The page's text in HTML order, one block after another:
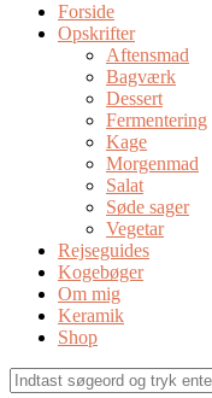
Forside
Opskrifter
Aftensmad
Bagværk
Dessert
Fermentering
Kage
Morgenmad
Salat
Søde sager
Vegetar
Rejseguides
Kogebøger
Om mig
Keramik
Shop